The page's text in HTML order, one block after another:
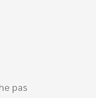
pas